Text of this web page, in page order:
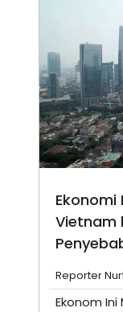
Ekonomi
Vietnam
Reporter
Ekonom